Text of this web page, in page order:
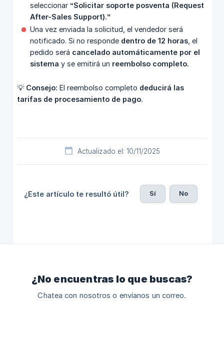
seleccionar “Solicitar soporte posventa (Request
After-Sales Support).”
Una vez enviada la solicitud, el vendedor será
notificado. Si no responde dentro de 12 horas , el
pedido será cancelado automáticamente por el
sistema y se emitirá un reembolso completo.
💡 Consejo: El reembolso completo deducirá las
tarifas de procesamiento de pago.
Actualizado el: 10/11/2025
¿Este artículo te resultó útil? Sí No
¿No encuentras lo que buscas?
Chatea con nosotros o envíanos un correo.